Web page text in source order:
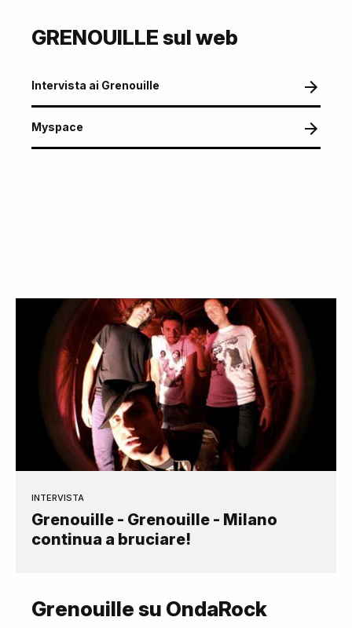
GRENOUILLE sul web
Intervista ai Grenouille
Myspace
INTERVISTA
Grenouille - Grenouille - Milano
continua a bruciare!
Grenouille su OndaRock